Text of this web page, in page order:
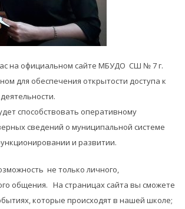
на официальном сайте МБУДО СШ № 7 г.
для обеспечения открытости доступа к
способствовать оперативному
сведений о муниципальной системе
и развитии.
не только личного,
общения. На страницах сайта вы сможете
которые происходят в нашей школе;